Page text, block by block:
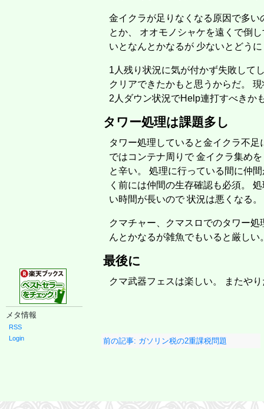
メタ情報
RSS
Login
金イクラが足りなくなる原因で多
とか、 オオモノシャケを遠くで倒
いとなんとかなるが 少ないとどう
1人残り状況に気が付かず失敗して
クリアできたかもと思うからだ。
2人ダウン状況でHelp連打すべきか
タワー処理は課題多し
タワー処理していると金イクラ不
ではコンテナ周りで 金イクラ集め
と辛い。 処理に行っている間に仲
く前には仲間の生存確認も必須。
い時間が長いので 状況は悪くなる。
クマチャー、クマスロでのタワー
んとかなるが雑魚でもいると厳し
最後に
クマ武器フェスは楽しい。 またや
前の記事: ガソリン税の2重課税問題